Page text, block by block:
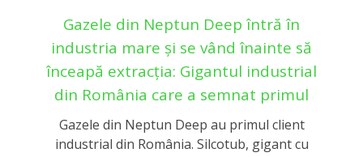
Gazele din Neptun Deep întră în
industria mare și se vând înainte să
înceapă extracția: Gigantul industrial
din România care a semnat primul
Gazele din Neptun Deep au primul client
industrial din România. Silcotub, gigant cu